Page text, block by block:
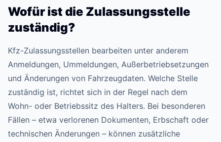
Wofür ist die Zulassungsstelle
zuständig?
Kfz-Zulassungsstellen bearbeiten unter anderem
Anmeldungen, Ummeldungen, Außerbetriebsetzungen
und Änderungen von Fahrzeugdaten. Welche Stelle
zuständig ist, richtet sich in der Regel nach dem
Wohn- oder Betriebssitz des Halters. Bei besonderen
Fällen – etwa verlorenen Dokumenten, Erbschaft oder
technischen Änderungen – können zusätzliche